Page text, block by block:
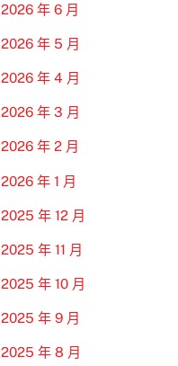
2026 年 6 月
2026 年 5 月
2026 年 4 月
2026 年 3 月
2026 年 2 月
2026 年 1 月
2025 年 12 月
2025 年 11 月
2025 年 10 月
2025 年 9 月
2025 年 8 月